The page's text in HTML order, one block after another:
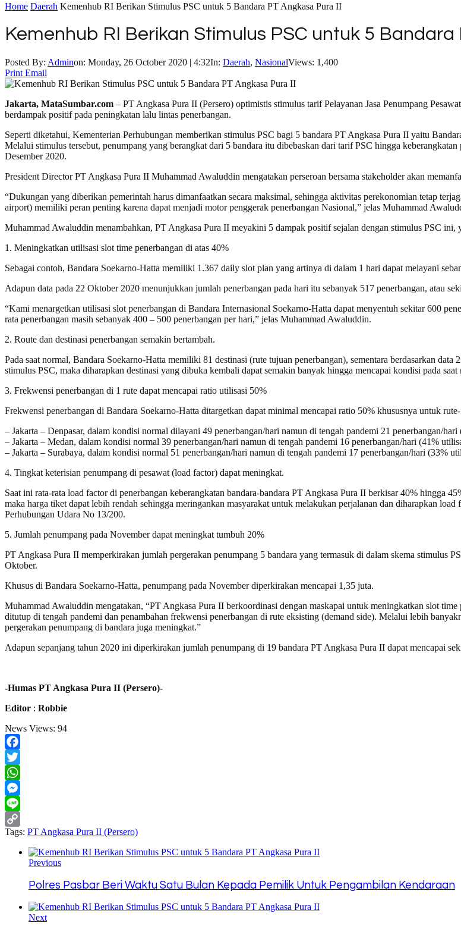
Home Daerah Kemenhub RI Berikan Stimulus PSC untuk 5 Bandara PT Angkasa Pura II
Kemenhub RI Berikan Stimulus PSC untuk 5 Bandara
Posted By: Adminon: Monday, 26 October 2020 | 4:32In: Daerah, NasionalViews: 1,400
Print Email
Jakarta, MataSumbar.com – PT Angkasa Pura II (Persero) optimistis stimulus tarif Pelayanan Jasa Penumpang
berdampak positif pada peningkatan lalu lintas penerbangan.
Seperti diketahui, Kementerian Perhubungan memberikan stimulus PSC bagi 5 bandara PT Angkasa Pura II yaitu
Melalui stimulus tersebut, penumpang yang berangkat dari 5 bandara itu dibebaskan dari tarif PSC hingga
Desember 2020.
President Director PT Angkasa Pura II Muhammad Awaluddin mengatakan perseroan bersama stakeholder akan
“Dukungan yang diberikan pemerintah harus dimanfaatkan secara maksimal, sehingga aktivitas perekonomian tetap
airport) memiliki peran penting karena dapat menjadi motor penggerak penerbangan Nasional,” jelas Muhammad
Muhammad Awaluddin menambahkan, PT Angkasa Pura II meyakini 5 dampak positif sejalan dengan stimulus PSC ini,
1. Meningkatkan utilisasi slot time penerbangan di atas 40%
Sebagai contoh, Bandara Soekarno-Hatta memiliki 1.367 daily slot plan yang artinya di dalam 1 hari dapat melayani
Adapun data pada 22 Oktober 2020 menunjukkan jumlah penerbangan pada hari itu sebanyak 517 penerbangan, atau
“Kami menargetkan utilisasi slot penerbangan di Bandara Internasional Soekarno-Hatta dapat menyentuh sekitar 600
rata penerbangan masih sebanyak 400 – 500 penerbangan per hari,” jelas Muhammad Awaluddin.
2. Route dan destinasi penerbangan semakin bertambah.
Pada saat normal, Bandara Soekarno-Hatta memiliki 81 destinasi (rute tujuan penerbangan), sementara berdasarkan
stimulus PSC, maka diharapkan destinasi yang dibuka kembali dapat semakin banyak hingga mencapai kondisi pada saat
3. Frekwensi penerbangan di 1 rute dapat mencapai ratio utilisasi 50%
Frekwensi penerbangan di Bandara Soekarno-Hatta ditargetkan dapat minimal mencapai ratio 50% khususnya untuk
– Jakarta – Denpasar, dalam kondisi normal dilayani 49 penerbangan/hari namun di tengah pandemi 21 penerbangan/
– Jakarta – Medan, dalam kondisi normal 39 penerbangan/hari namun di tengah pandemi 16 penerbangan/hari (41%
– Jakarta – Surabaya, dalam kondisi normal 51 penerbangan/hari namun di tengah pandemi 17 penerbangan/hari (33%
4. Tingkat keterisian penumpang di pesawat (load factor) dapat meningkat.
Saat ini rata-rata load factor di penerbangan keberangkatan bandara-bandara PT Angkasa Pura II berkisar 40% hingga
maka harga tiket dapat lebih rendah sehingga meringankan masyarakat untuk melakukan perjalanan dan diharapkan
Perhubungan Udara No 13/200.
5. Jumlah penumpang pada November dapat meningkat tumbuh 20%
PT Angkasa Pura II memperkirakan jumlah pergerakan penumpang 5 bandara yang termasuk di dalam skema stimulus
Oktober.
Khusus di Bandara Soekarno-Hatta, penumpang pada November diperkirakan mencapai 1,35 juta.
Muhammad Awaluddin mengatakan, “PT Angkasa Pura II berkoordinasi dengan maskapai untuk meningkatkan slot
ditutup di tengah pandemi dan penambahan frekwensi penerbangan di rute eksisting (demand side). Melalui lebih
pergerakan penumpang di bandara juga meningkat.”
Adapun sepanjang tahun 2020 ini diperkirakan jumlah penumpang di 19 bandara PT Angkasa Pura II dapat mencapai
-Humas PT Angkasa Pura II (Persero)-
Editor : Robbie
News Views: 94
Facebook
Twitter
WhatsApp
Messenger
Line
Copy
Link
Tags: PT Angkasa Pura II (Persero)
Previous
Polres Pasbar Beri Waktu Satu Bulan Kepada Pemilik Untuk Pengambilan Kendaraan
Next